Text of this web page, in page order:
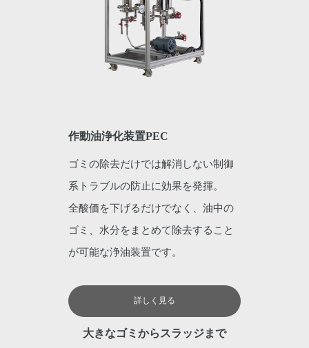
作動油浄化装置PEC
ゴミの除去だけでは解消しない制御
系トラブルの防止に効果を発揮。
全酸価を下げるだけでなく、油中の
ゴミ、水分をまとめて除去すること
が可能な浄油装置です。
詳しく見る
大きなゴミからスラッジまで